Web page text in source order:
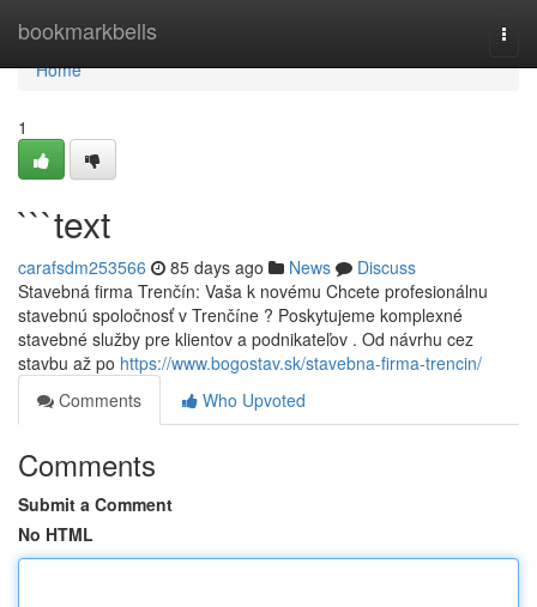
bookmarkbells
Home
Home
1
```text
carafsdm253566 85 days ago News
Discuss
Stavebná firma Trenčín: Vaša k novému Chcete profesionálnu
stavebnú spoločnosť v Trenčíne ? Poskytujeme komplexné
stavebné služby pre klientov a podnikateľov . Od návrhu cez
stavbu až po https://www.bogostav.sk/stavebna-firma-trencin/
Comments
Who Upvoted
Comments
Submit a Comment
No HTML